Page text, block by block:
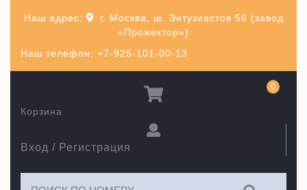
Наш телефон: +7-925-101-00-13
Наш адрес:
г. Москва, ш. Энтузиастов 56 (завод
«Прожектор»)
Вход / Регистрация
Корзина
0